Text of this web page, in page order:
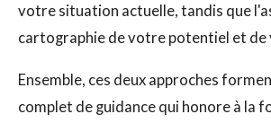
votre situation actuelle, tandis que
cartographie de votre potentiel et de
Ensemble, ces deux approches
complet de guidance qui honore à la